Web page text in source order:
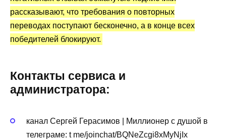
рассказывают, что требования о повторных
переводах поступают бесконечно, а в конце всех
победителей блокируют.
Контакты сервиса и
администратора:
канал Сергей Герасимов | Миллионер с душой в
телеграме: t me/joinchat/BQNeZcgi8xMyNjIx